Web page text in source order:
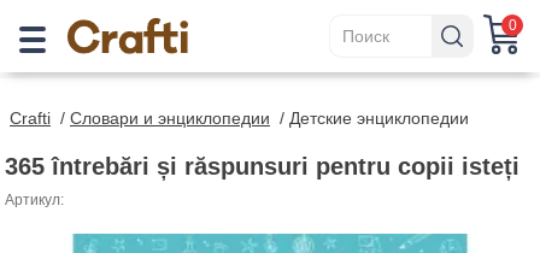
0
Crafti / Cловари и энциклопедии / Детские энциклопедии
365 întrebări și răspunsuri pentru copii isteți
Артикул: